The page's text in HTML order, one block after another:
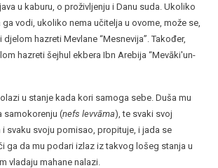
u kaburu, o proživljenju i Danu suda. Ukoliko
vodi, ukoliko nema učitelja u ovome, može se,
hazreti Mevlane “Mesnevija”. Također,
hazreti šejhul ekbera Ibn Arebija “Mevāki'un-
u stanje kada kori samoga sebe. Duša mu
samokorenju (nefs levvāma), te svaki svoj
svaku svoju pomisao, propituje, i jada se
ga da mu podari izlaz iz takvog lošeg stanja u
vladaju mahane nalazi.